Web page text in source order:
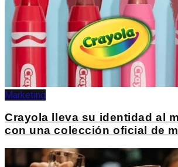
Marketing
Crayola lleva su identidad al
con una colección oficial de